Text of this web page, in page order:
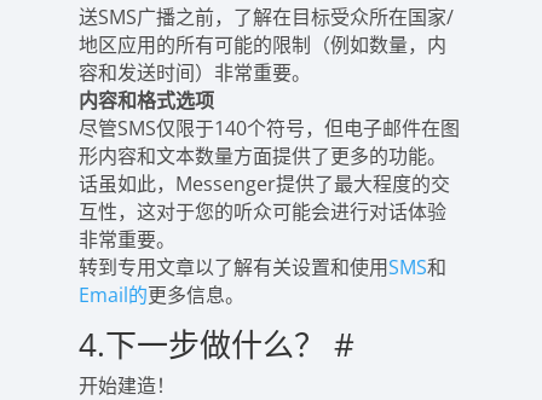
送SMS广播之前，了解在目标受众所在国家/
地区应用的所有可能的限制（例如数量，内
容和发送时间）非常重要。
内容和格式选项
尽管SMS仅限于140个符号，但电子邮件在图
形内容和文本数量方面提供了更多的功能。
话虽如此，Messenger提供了最大程度的交
互性，这对于您的听众可能会进行对话体验
非常重要。
转到专用文章以了解有关设置和使用SMS和
Email的更多信息。
4.下一步做什么？ #
开始建造！